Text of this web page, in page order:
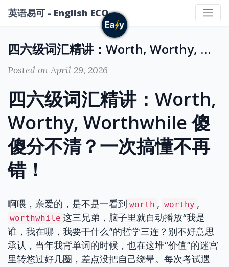
英语易可 - English ECO
四六级词汇精讲：Worth, Worthy, Worthwhile 傻傻分不清？一次搞懂不再错！
Posted on April 29, 2026
四六级词汇精讲：Worth,
Worthy, Worthwhile 傻
傻分不清？一次搞懂不再
错！
啊喂，亲爱的，是不是一看到 worth , worthy ,
worthwhile 这三兄弟，脑子里就自动播放“我是
谁，我在哪，我要干什么”的哲学三连？别不好意思
承认，当年我背单词的时候，也在这堆“价值”的迷宫
里转悠过好几圈，差点没把自己绕晕。每次考试遇